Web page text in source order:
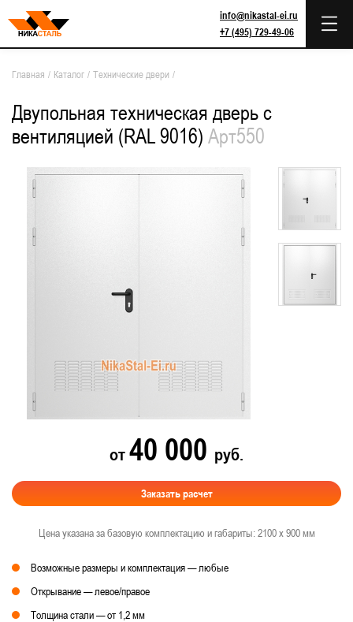
info@nikastal-ei.ru
+7 (495) 729-49-06
Главная / Каталог / Технические двери /
Двупольная техническая дверь с
вентиляцией (RAL 9016) Арт550
от40 000 руб.
Заказать расчет
Цена указана за базовую комплектацию и габариты: 2100 х 900 мм
Возможные размеры и комплектация — любые
Открывание — левое/правое
Толщина стали — от 1,2 мм